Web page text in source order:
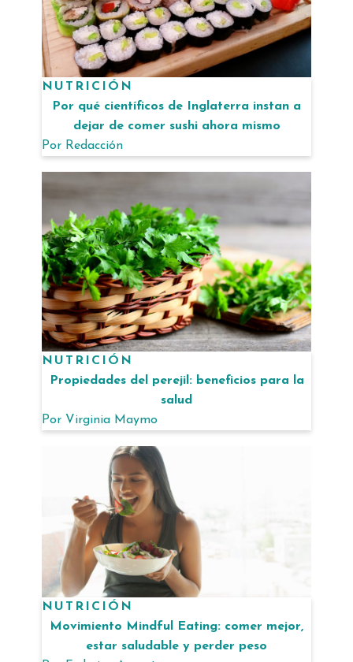
NUTRICIÓN
Por qué científicos de Inglaterra instan a
dejar de comer sushi ahora mismo
Por Redacción
NUTRICIÓN
Propiedades del perejil: beneficios para la
salud
Por Virginia Maymo
NUTRICIÓN
Movimiento Mindful Eating: comer mejor,
estar saludable y perder peso